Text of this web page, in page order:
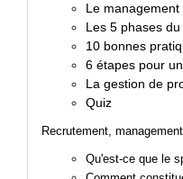
Le
Les 5 phases
10 bonnes
6 étapes pour
La gestion de
Quiz
Recrutement,
Qu'est-ce que le